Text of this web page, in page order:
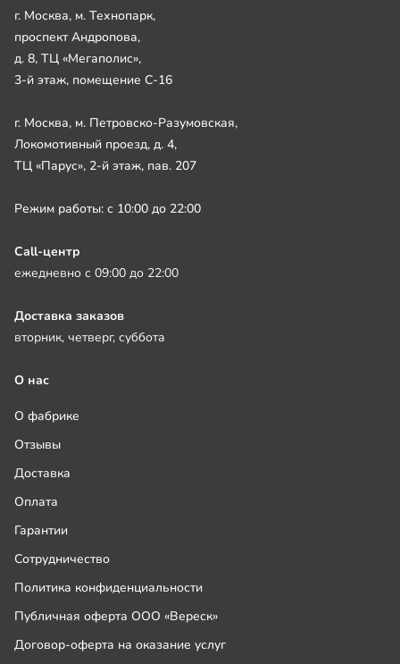
г. Москва, м. Технопарк,
проспект Андропова,
д. 8, ТЦ «Мегаполис»,
3-й этаж, помещение С-16
г. Москва, м. Петровско-Разумовская,
Локомотивный проезд, д. 4,
ТЦ «Парус», 2-й этаж, пав. 207
Режим работы: с 10:00 до 22:00
Call-центр
ежедневно с 09:00 до 22:00
Доставка заказов
вторник, четверг, суббота
О нас
О фабрике
Отзывы
Доставка
Оплата
Гарантии
Сотрудничество
Политика конфиденциальности
Публичная оферта ООО «Вереск»
Договор-оферта на оказание услуг